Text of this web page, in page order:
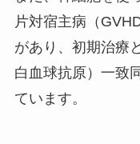
片対宿主病（
があり、初期治療
白血球抗原）一致
ています。